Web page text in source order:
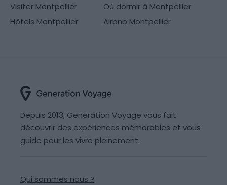
Visiter Montpellier
Où dormir à Montpellier
Hôtels Montpellier
Airbnb Montpellier
Depuis 2013, Generation Voyage vous fait
découvrir des expériences mémorables et vous
guide pour les vivre pleinement.
Qui sommes nous ?